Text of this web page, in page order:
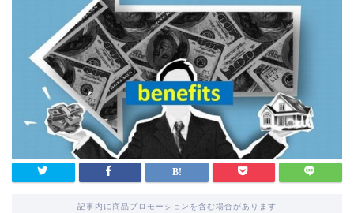
記事内に商品プロモーションを含む場合があります